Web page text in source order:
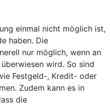
einmal nicht möglich ist,
haben. Die
nur möglich, wenn an
wird. So sind
Festgeld-, Kredit- oder
Zudem kann es in
die